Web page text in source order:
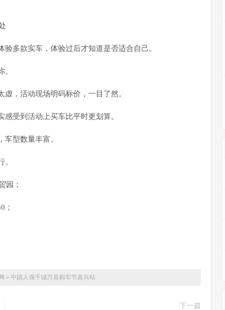
多款实车，体验过后才知道是否适合自己。
，活动现场明码标价，一目了然。
受到活动上买车比平时更划算。
型数量丰富。
园；
；
» 中国人保千城万县购车节嘉兴站
下一篇